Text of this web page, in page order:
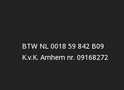
BTW NL 0018 59 842 B09
K.v.K. Arnhem nr. 09168272